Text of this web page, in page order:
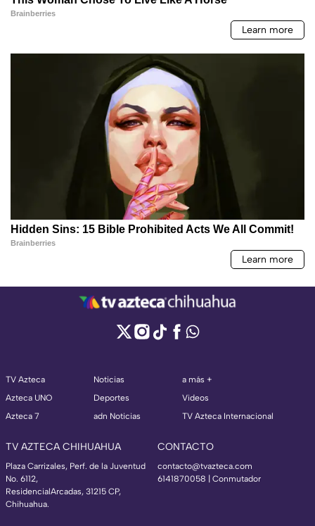
TV Azteca
Azteca UNO
Azteca 7
Noticias
Deportes
adn Noticias
a más +
Videos
TV Azteca Internacional
TV AZTECA CHIHUAHUA
Plaza Carrizales, Perf. de la Juventud
No. 6112,
ResidencialArcadas, 31215 CP,
Chihuahua.
CONTACTO
contacto@tvazteca.com
6141870058 | Conmutador